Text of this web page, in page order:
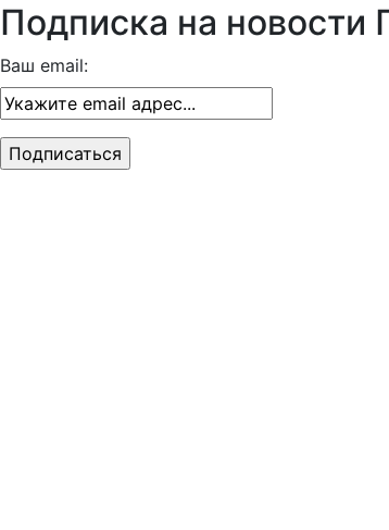
Подписка на новости
Ваш email: